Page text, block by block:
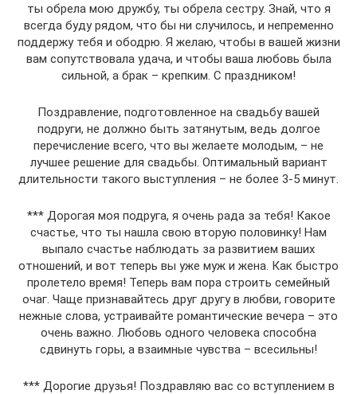
ты обрела мою дружбу, ты обрела сестру. Знай, что я
всегда буду рядом, что бы ни случилось, и непременно
поддержу тебя и ободрю. Я желаю, чтобы в вашей жизни
вам сопутствовала удача, и чтобы ваша любовь была
сильной, а брак – крепким. С праздником!
Поздравление, подготовленное на свадьбу вашей
подруги, не должно быть затянутым, ведь долгое
перечисление всего, что вы желаете молодым, – не
лучшее решение для свадьбы. Оптимальный вариант
длительности такого выступления – не более 3-5 минут.
*** Дорогая моя подруга, я очень рада за тебя! Какое
счастье, что ты нашла свою вторую половинку! Нам
выпало счастье наблюдать за развитием ваших
отношений, и вот теперь вы уже муж и жена. Как быстро
пролетело время! Теперь вам пора строить семейный
очаг. Чаще признавайтесь друг другу в любви, говорите
нежные слова, устраивайте романтические вечера – это
очень важно. Любовь одного человека способна
сдвинуть горы, а взаимные чувства – всесильны!
*** Дорогие друзья! Поздравляю вас со вступлением в